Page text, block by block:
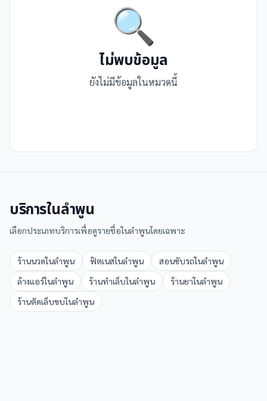
🔍
ไม่พบข้อมูล
ยังไม่มีข้อมูลในหมวดนี้
บริการในลำพูน
เลือกประเภทบริการเพื่อดูรายชื่อในลำพูนโดยเฉพาะ
ร้านนวดในลำพูน ฟิตเนสในลำพูน สอนขับรถในลำพูน
ล้างแอร์ในลำพูน ร้านทำเล็บในลำพูน ร้านยาในลำพูน
ร้านตัดเล็บขบในลำพูน